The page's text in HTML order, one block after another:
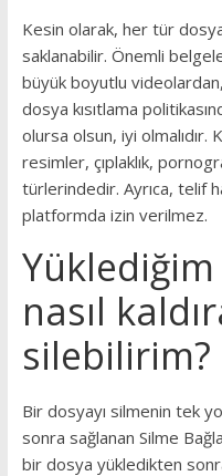
Kesin olarak, her tür
saklanabilir. Önemli
büyük boyutlu
dosya kısıtlama
olursa olsun, iyi olmalıdır.
resimler, çıplaklık,
türlerindedir. Ayrıca, telif
platformda izin verilmez.
Yüklediğim
nasıl
silebilirim?
Bir dosyayı silmenin tek
sonra sağlanan Silme
bir dosya yükledikten